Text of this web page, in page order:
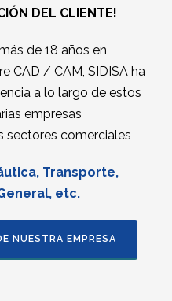
DEL CLIENTE!
de 18 años en
CAD / CAM, SIDISA ha
a lo largo de estos
empresas
sectores comerciales
Transporte,
etc.
NUESTRA EMPRESA